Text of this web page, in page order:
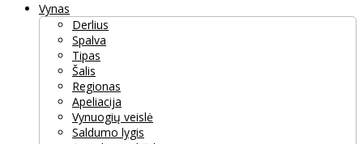
Vynas
Derlius
Spalva
Tipas
Šalis
Regionas
Apeliacija
Vynuogių veislė
Saldumo lygis